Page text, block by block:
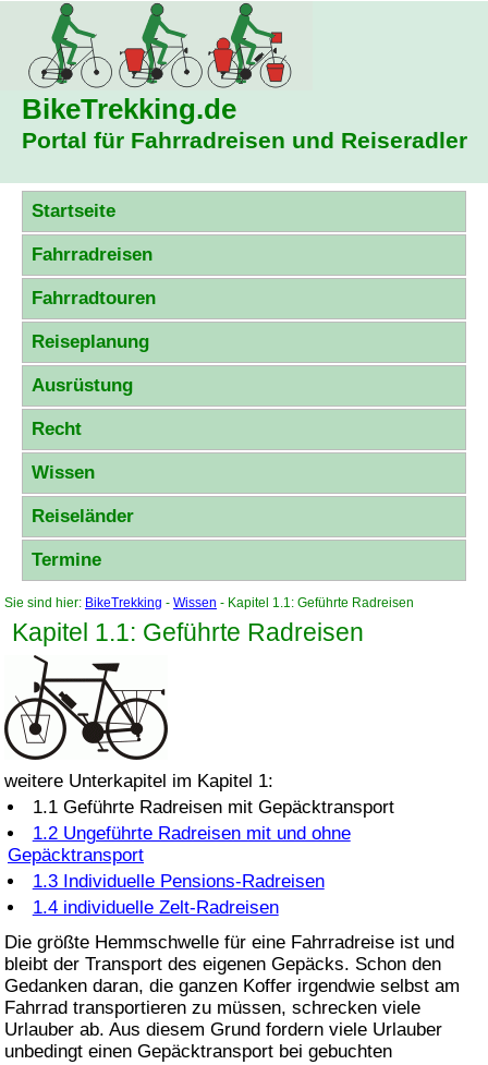
BikeTrekking.de
Portal für Fahrradreisen und Reiseradler
Startseite
Fahrradreisen
Fahrradtouren
Reiseplanung
Ausrüstung
Recht
Wissen
Reiseländer
Termine
Sie sind hier: BikeTrekking - Wissen - Kapitel 1.1: Geführte Radreisen
Kapitel 1.1: Geführte Radreisen
weitere Unterkapitel im Kapitel 1:
1.1 Geführte Radreisen mit Gepäcktransport
1.2 Ungeführte Radreisen mit und ohne
Gepäcktransport
1.3 Individuelle Pensions-Radreisen
1.4 individuelle Zelt-Radreisen
Die größte Hemmschwelle für eine Fahrradreise ist und
bleibt der Transport des eigenen Gepäcks. Schon den
Gedanken daran, die ganzen Koffer irgendwie selbst am
Fahrrad transportieren zu müssen, schrecken viele
Urlauber ab. Aus diesem Grund fordern viele Urlauber
unbedingt einen Gepäcktransport bei gebuchten